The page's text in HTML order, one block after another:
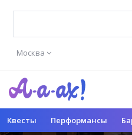
Москва
Квесты Перформансы